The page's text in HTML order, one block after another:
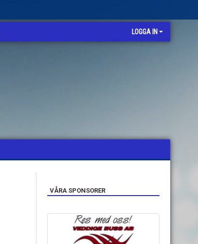
LOGGA IN
VÅRA SPONSORER